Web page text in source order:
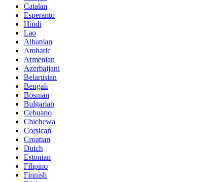
Catalan
Esperanto
Hindi
Lao
Albanian
Amharic
Armenian
Azerbaijani
Belarusian
Bengali
Bosnian
Bulgarian
Cebuano
Chichewa
Corsican
Croatian
Dutch
Estonian
Filipino
Finnish